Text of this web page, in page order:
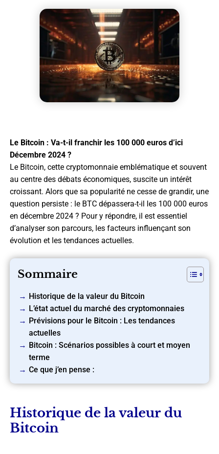
Le Bitcoin : Va-t-il franchir les 100 000 euros d’ici
Décembre 2024 ?
Le Bitcoin, cette cryptomonnaie emblématique et souvent
au centre des débats économiques, suscite un intérêt
croissant. Alors que sa popularité ne cesse de grandir, une
question persiste : le BTC dépassera-t-il les 100 000 euros
en décembre 2024 ? Pour y répondre, il est essentiel
d’analyser son parcours, les facteurs influençant son
évolution et les tendances actuelles.
Sommaire
Historique de la valeur du Bitcoin
L’état actuel du marché des cryptomonnaies
Prévisions pour le Bitcoin : Les tendances
actuelles
Bitcoin : Scénarios possibles à court et moyen
terme
Ce que j’en pense :
Historique de la valeur du
Bitcoin